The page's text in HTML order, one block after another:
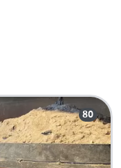
80